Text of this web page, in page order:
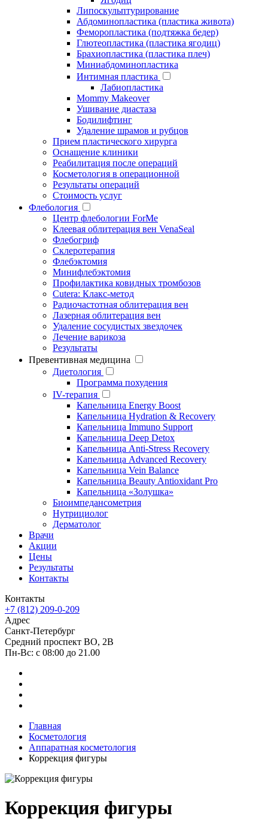
Липоскульптурирование
Абдоминопластика (пластика живота)
Феморопластика (подтяжка бедер)
Глютеопластика (пластика ягодиц)
Брахиопластика (пластика плеч)
Миниабдоминопластика
Интимная пластика
Лабиопластика
Mommy Makeover
Ушивание диастаза
Бодилифтинг
Удаление шрамов и рубцов
Прием пластического хирурга
Оснащение клиники
Реабилитация после операций
Косметология в операционной
Результаты операций
Стоимость услуг
Флебология
Центр флебологии ForMe
Клеевая облитерация вен VenaSeal
Флебогриф
Склеротерапия
Флебэктомия
Минифлебэктомия
Профилактика ковидных тромбозов
Cutera: Клакс-метод
Радиочастотная облитерация вен
Лазерная облитерация вен
Удаление сосудистых звездочек
Лечение варикоза
Результаты
Превентивная медицина
Диетология
Программа похудения
IV-терапия
Капельница Energy Boost
Капельница Hydration & Recovery
Капельница Immuno Support
Капельница Deep Detox
Капельница Anti-Stress Recovery
Капельница Advanced Recovery
Капельница Vein Balance
Капельница Beauty Antioxidant Pro
Капельница «Золушка»
Биоимпедансометрия
Нутрициолог
Дерматолог
Врачи
Акции
Цены
Результаты
Контакты
Контакты
+7 (812) 209-0-209
Адрес
Санкт-Петербург
Средний проспект ВО, 2В
Пн-Вc: с 08:00 до 21.00
Главная
Косметология
Аппаратная косметология
Коррекция фигуры
Коррекция фигуры